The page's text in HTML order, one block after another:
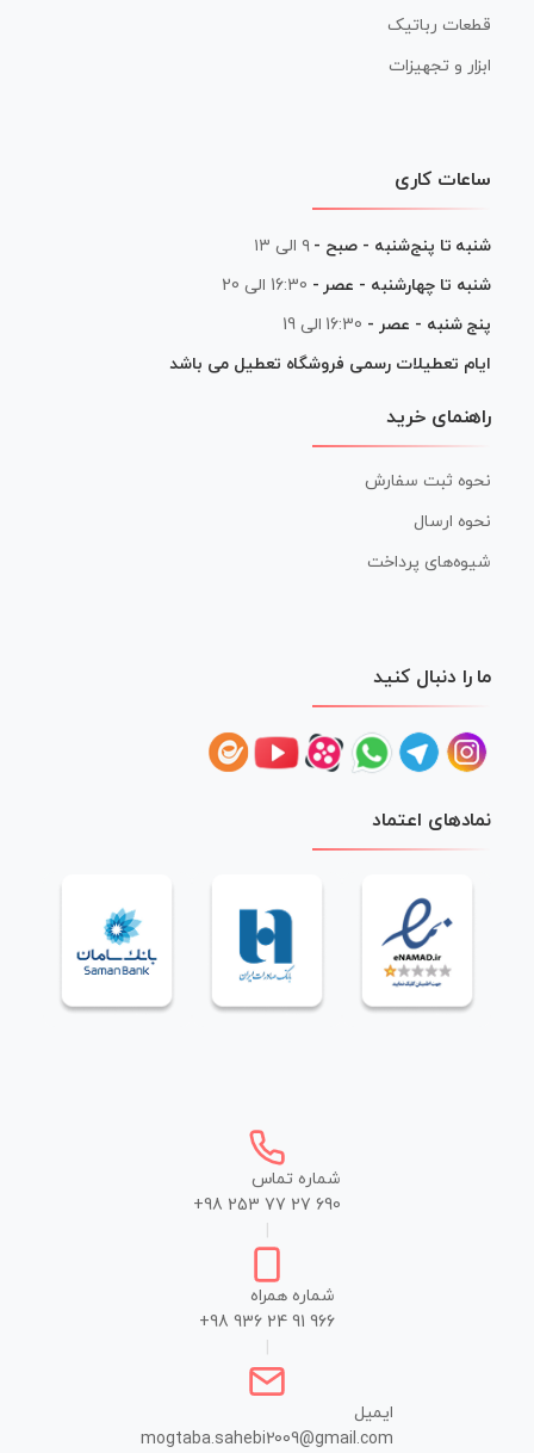
قطعات رباتیک
ابزار و تجهیزات
ساعات کاری
شنبه تا پنج‌شنبه - صبح - ۹ الی ۱۳
شنبه تا چهارشنبه - عصر - 16:30 الی 20
پنج شنبه - عصر - 16:30 الی 19
ایام تعطیلات رسمی فروشگاه تعطیل می باشد
راهنمای خرید
نحوه ثبت سفارش
نحوه ارسال
شیوه‌های پرداخت
ما را دنبال کنید
نمادهای اعتماد
شماره تماس
+98 253 77 27 690
شماره همراه
+98 936 24 91 966
ایمیل
mogtaba.sahebi2009@gmail.com